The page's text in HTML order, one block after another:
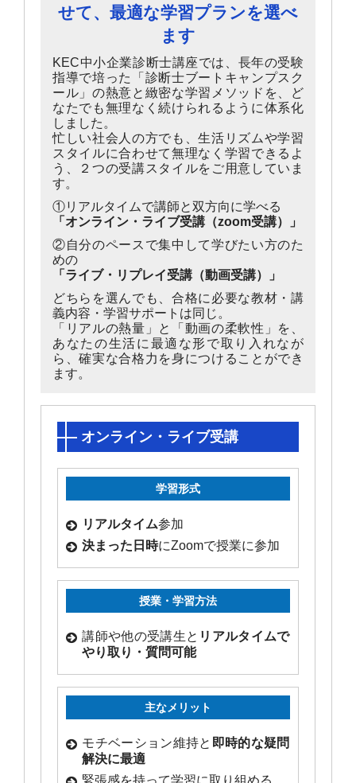
せて、最適な学習プランを選べ
ます
KEC中小企業診断士講座では、長年の受験
指導で培った「診断士ブートキャンプスク
ール」の熱意と緻密な学習メソッドを、ど
なたでも無理なく続けられるように体系化
しました。
忙しい社会人の方でも、生活リズムや学習
スタイルに合わせて無理なく学習できるよ
う、２つの受講スタイルをご用意していま
す。
①リアルタイムで講師と双方向に学べる
「オンライン・ライブ受講（zoom受講）」
②自分のペースで集中して学びたい方のた
めの
「ライブ・リプレイ受講（動画受講）」
どちらを選んでも、合格に必要な教材・講
義内容・学習サポートは同じ。
「リアルの熱量」と「動画の柔軟性」を、
あなたの生活に最適な形で取り入れなが
ら、確実な合格力を身につけることができ
ます。
オンライン・ライブ受講
学習形式
リアルタイム参加
決まった日時にZoomで授業に参加
授業・学習方法
講師や他の受講生と リアルタイムで
やり取り・質問可能
主なメリット
モチベーション維持と 即時的な疑問
解決に最適
緊張感を持って学習に取り組める